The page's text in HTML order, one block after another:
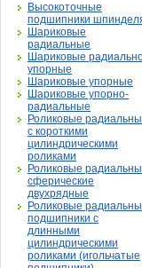
Высокоточные
подшипники
Шариковые
радиальные
Шариковые
упорные
Шариковые упорные
Шариковые упорно-
радиальные
Роликовые
с короткими
цилиндрическими
роликами
Роликовые
сферические
двухрядные
Роликовые
подшипники с
длинными
цилиндрическими
роликами (игольчатые